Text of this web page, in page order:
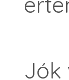
Jók